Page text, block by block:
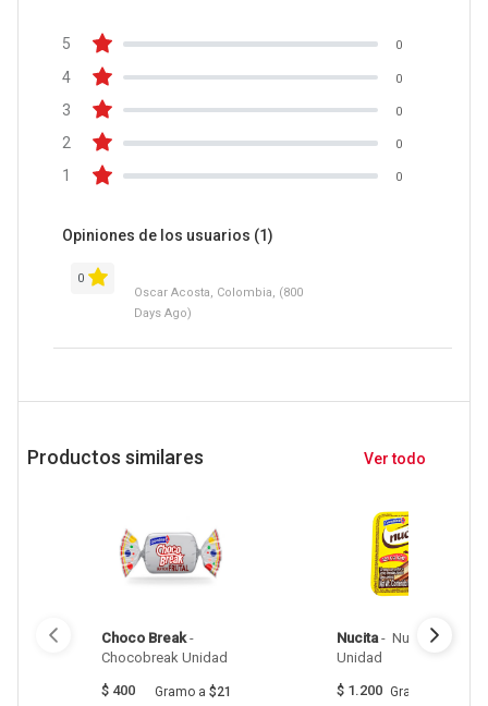
5 0
4 0
3 0
2 0
1 0
Opiniones de los usuarios (1)
0
Oscar Acosta, Colombia, (800
Days Ago)
Productos similares Ver todo
Choco Break -
$ 400 Gramo a $21
Nucita - Nucita Crema
$ 1.200 Gramo